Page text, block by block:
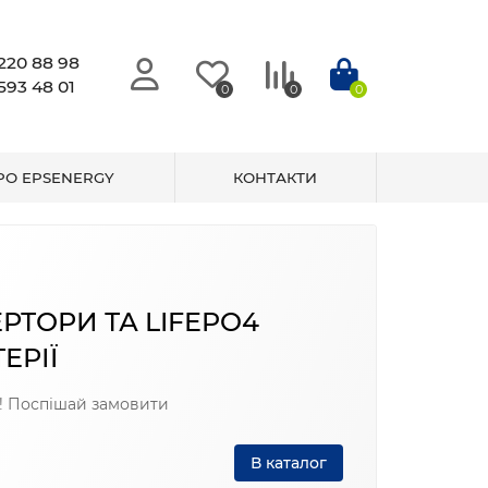
88 98
48 01
0 0 0
EPSENERGY КОНТАКТИ
ГЕНЕРАТОРИ ДИЗЕЛЬНІ
Розпродаж складу